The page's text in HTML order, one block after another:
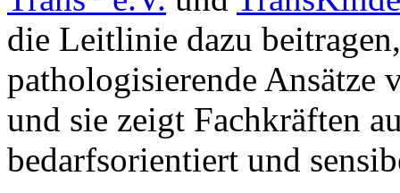
die Leitlinie dazu
pathologisierende Ansätze
und sie zeigt Fachkräften
bedarfsorientiert und